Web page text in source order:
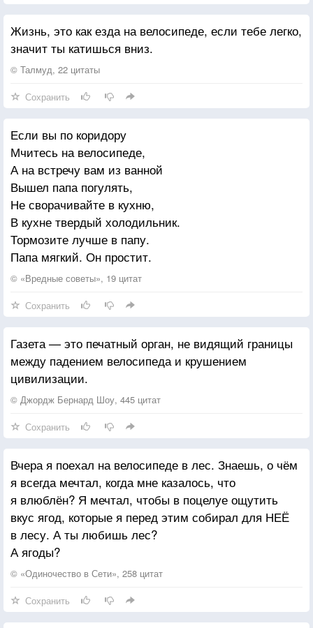
Жизнь, это как езда на велосипеде, если тебе легко,
значит ты катишься вниз.
© Талмуд, 22 цитаты
Сохранить
Если вы по коридору
Мчитесь на велосипеде,
А на встречу вам из ванной
Вышел папа погулять,
Не сворачивайте в кухню,
В кухне твердый холодильник.
Тормозите лучше в папу.
Папа мягкий. Он простит.
© «Вредные советы», 19 цитат
Сохранить
Газета — это печатный орган, не видящий границы
между падением велосипеда и крушением
цивилизации.
© Джордж Бернард Шоу, 445 цитат
Сохранить
Вчера я поехал на велосипеде в лес. Знаешь, о чём
я всегда мечтал, когда мне казалось, что
я влюблён? Я мечтал, чтобы в поцелуе ощутить
вкус ягод, которые я перед этим собирал для НЕЁ
в лесу. А ты любишь лес?
А ягоды?
© «Одиночество в Сети», 258 цитат
Сохранить